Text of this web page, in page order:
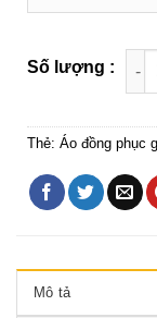
Thẻ: Áo đồng phục
Mô tả